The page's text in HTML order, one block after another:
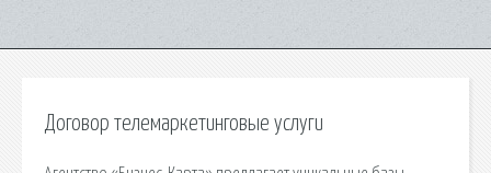
Договор телемаркетинговые услуги